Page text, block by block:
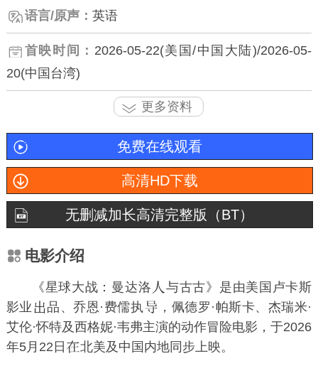
语言/原声： 英语
首映时间： 2026-05-22(美国/中国大陆)/2026-05-
20(中国台湾)
更多资料
免费在线观看
高清HD下载
无删减加长高清完整版（BT）
电影介绍
《星球大战：曼达洛
与古古》是由美国卢卡斯
影业
品、乔恩·费儒执 ， 佩德罗·帕斯卡、 杰瑞米·
艾伦·怀特及西格妮·韦弗主演的动作冒险电影，于2026
年5月22日
北美及中国内地同步上映。